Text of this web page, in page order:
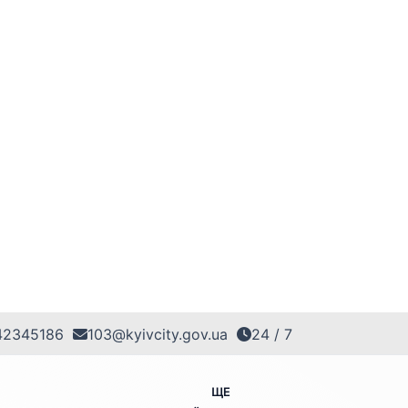
103@kyivcity.gov.ua 24 / 7
ЩЕ